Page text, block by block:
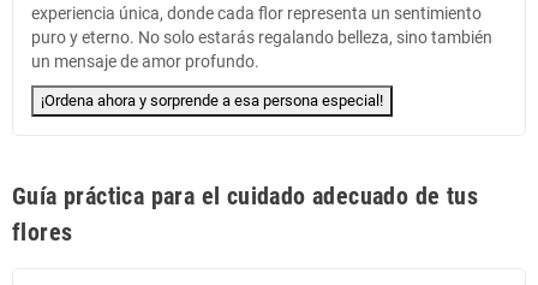
experiencia única, donde cada flor representa un sentimiento
puro y eterno. No solo estarás regalando belleza, sino también
un mensaje de amor profundo.
¡Ordena ahora y sorprende a esa persona especial!
Guía práctica para el cuidado adecuado de tus
flores